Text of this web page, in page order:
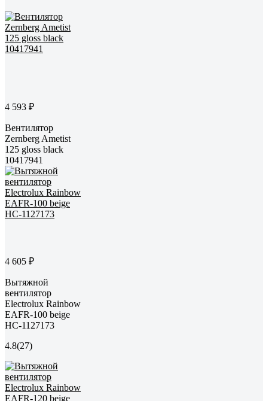
4 593 ₽
Вентилятор
Zernberg Ametist
125 gloss black
10417941
4 605 ₽
Вытяжной
вентилятор
Electrolux Rainbow
EAFR-100 beige
НС-1127173
4.8(27)